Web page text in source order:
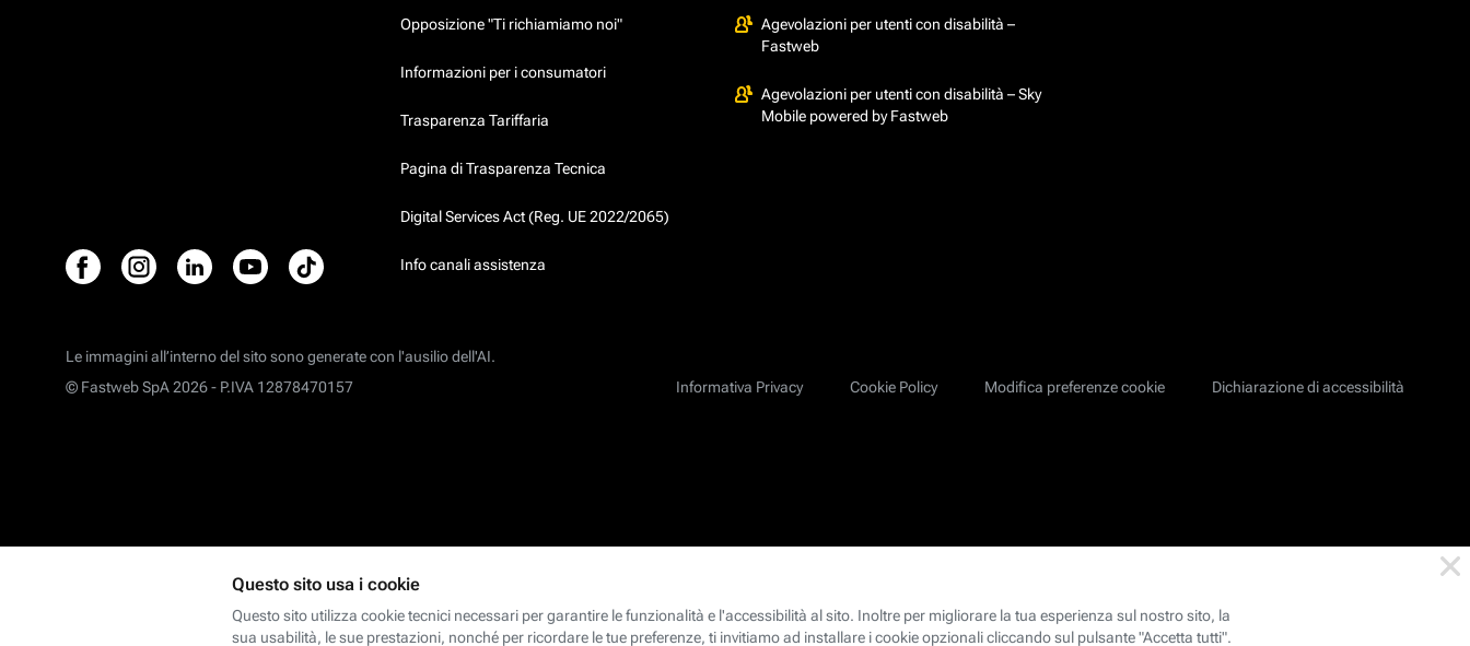
Opposizione "Ti richiamiamo noi"
Informazioni per i consumatori
Trasparenza Tariffaria
Pagina di Trasparenza Tecnica
Digital Services Act (Reg. UE 2022/2065)
Info canali assistenza
Agevolazioni per utenti con disabilità –
Fastweb
Agevolazioni per utenti con disabilità – Sky
Mobile powered by Fastweb
Le immagini all’interno del sito sono generate con l'ausilio dell'AI.
Informativa Privacy
Cookie Policy Modifica preferenze cookie Dichiarazione di accessibilità
© Fastweb SpA 2026 - P.IVA 12878470157